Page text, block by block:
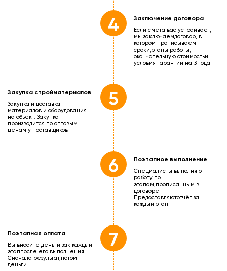
Заключение договора
Если смета вас устраивает,
мы заключаемдоговор, в
котором прописываем
сроки,этапы работы,
окончательную стоимостьи
условия гарантии на 3 года
4
Закупка стройматериалов
Закупка и доставка
материалов и оборудования
на объект. Закупка
производится по оптовым
ценам у поставщиков
5
Поэтапное выполнение
Специалисты выполняют
работу по
этапам,прописанным в
договоре.
Предоставляютотчёт за
каждый этап
6
Поэтапная оплата
Вы вносите деньги зак каждый
этаппосле его выполнения.
Сначала результат,потом
деньги
7